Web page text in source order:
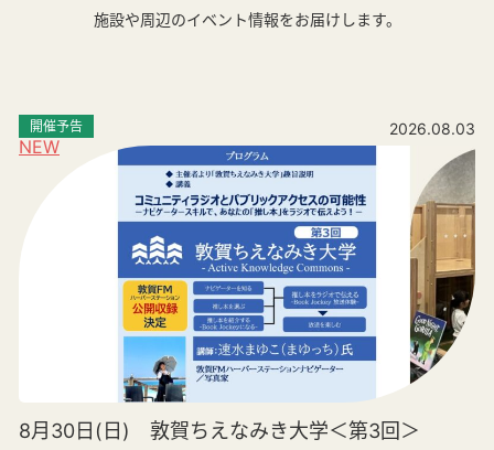
施設や周辺のイベント情報をお届けします。
NEW
開催予告 2026.08.03
8月30日(日) 敦賀ちえなみき大学＜第3回＞